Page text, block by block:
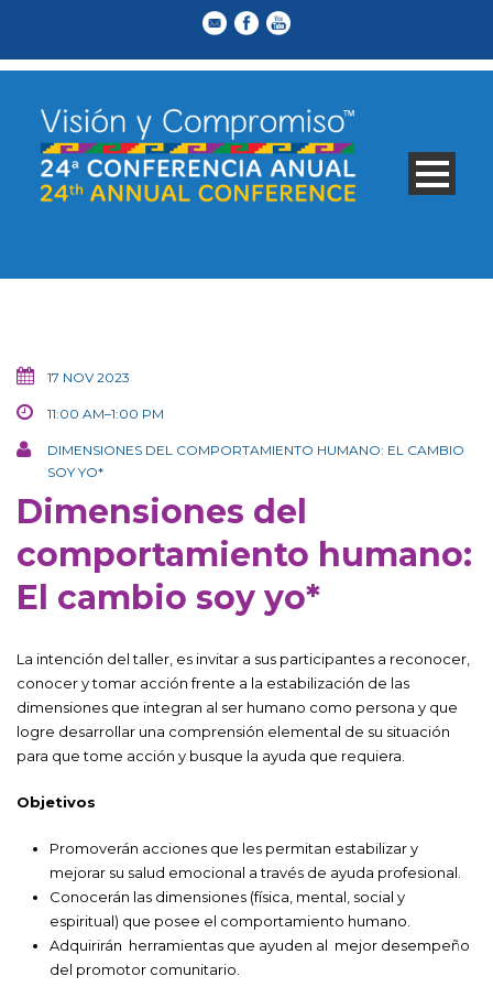
17 NOV 2023
11:00 AM–1:00 PM
DIMENSIONES DEL COMPORTAMIENTO HUMANO: EL CAMBIO
SOY YO*
Dimensiones del
comportamiento humano:
El cambio soy yo*
La intención del taller, es invitar a sus participantes a reconocer,
conocer y tomar acción frente a la estabilización de las
dimensiones que integran al ser humano como persona y que
logre desarrollar una comprensión elemental de su situación
para que tome acción y busque la ayuda que requiera.
Objetivos
Promoverán acciones que les permitan estabilizar y
mejorar su salud emocional a través de ayuda profesional.
Conocerán las dimensiones (física, mental, social y
espiritual) que posee el comportamiento humano.
Adquirirán herramientas que ayuden al mejor desempeño
del promotor comunitario.